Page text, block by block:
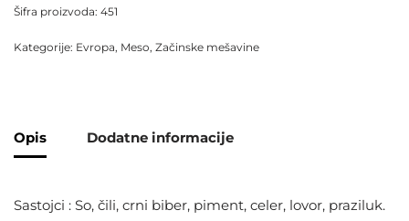
Šifra proizvoda: 451
Kategorije: Evropa, Meso, Začinske mešavine
Opis Dodatne informacije
Sastojci : So, čili, crni biber, piment, celer, lovor, praziluk.